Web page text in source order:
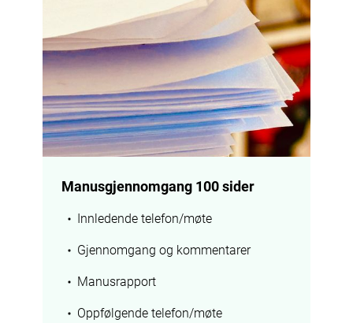
Manusgjennomgang 100 sider
Innledende telefon/møte
Gjennomgang og kommentarer
Manusrapport
Oppfølgende telefon/møte